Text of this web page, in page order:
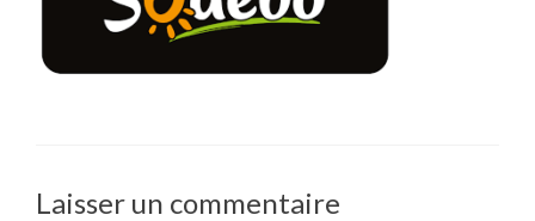
Laisser un commentaire